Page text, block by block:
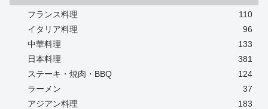
フランス料理
110
イタリア料理
96
中華料理
133
日本料理
381
ステーキ・焼肉・BBQ
124
ラーメン
37
アジアン料理
183